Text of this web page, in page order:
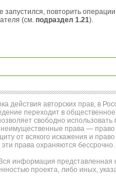
запустился, повторить операции
(см. подраздел 1.21).
действия авторских прав, в
переходит в
свободно
права — право
от всякого искажения и
права охраняются бессрочно.
информация представленная
проекта, либо иных,